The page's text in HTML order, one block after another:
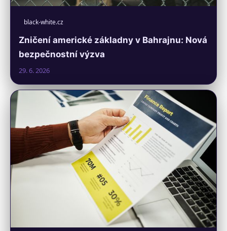
black-white.cz
Zničení americké základny v Bahrajnu: Nová
bezpečnostní výzva
29. 6. 2026